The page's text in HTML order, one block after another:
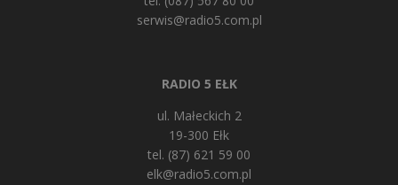
serwis@radio5.com.pl
RADIO 5 EŁK
ul. Małeckich 2
19-300 Ełk
tel. (87) 621 59 00
elk@radio5.com.pl